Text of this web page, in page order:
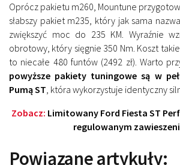
Oprócz pakietu m260, Mountune
słabszy pakiet m235, który jak sama
zwiększyć moc do 235 KM. Wyraźnie
obrotowy, który sięgnie 350 Nm. Koszt
to niecałe 480 funtów (2492 zł). Warto
powyższe pakiety tuningowe są w
Pumą ST, która wykorzystuje identyczny
Zobacz: Limitowany Ford Fiesta ST
regulowanym
Powiązane artykuły: